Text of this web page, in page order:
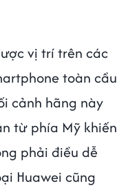
vị trí trên các
toàn cầu
cảnh hãng này
từ phía Mỹ khiến
phải điều dễ
Huawei cũng